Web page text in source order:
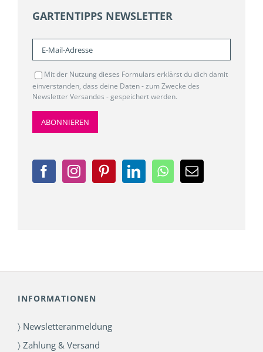
GARTENTIPPS NEWSLETTER
Mit der Nutzung dieses Formulars erklärst du dich damit
einverstanden, dass deine Daten - zum Zwecke des
Newsletter Versandes - gespeichert werden.
INFORMATIONEN
〉 Newsletteranmeldung
〉 Zahlung & Versand